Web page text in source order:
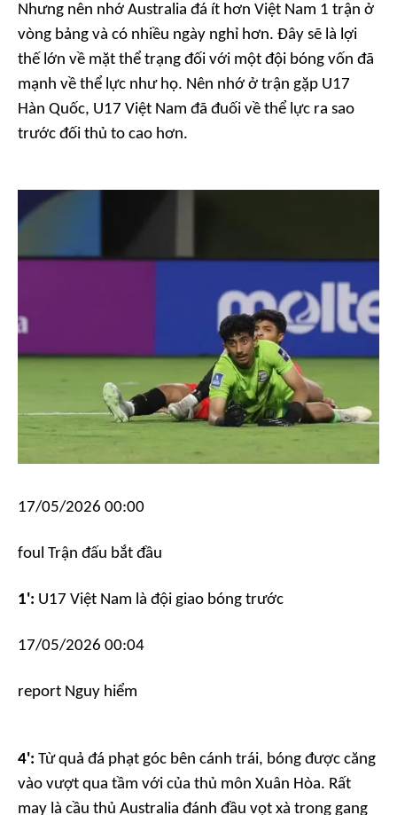
Nhưng nên nhớ Australia đá ít hơn Việt Nam 1 trận ở
vòng bảng và có nhiều ngày nghỉ hơn. Đây sẽ là lợi
thế lớn về mặt thể trạng đối với một đội bóng vốn đã
mạnh về thể lực như họ. Nên nhớ ở trận gặp U17
Hàn Quốc, U17 Việt Nam đã đuối về thể lực ra sao
trước đối thủ to cao hơn.
17/05/2026 00:00
foul Trận đấu bắt đầu
1': U17 Việt Nam là đội giao bóng trước
17/05/2026 00:04
report Nguy hiểm
4': Từ quả đá phạt góc bên cánh trái, bóng được căng
vào vượt qua tầm với của thủ môn Xuân Hòa. Rất
may là cầu thủ Australia đánh đầu vọt xà trong gang